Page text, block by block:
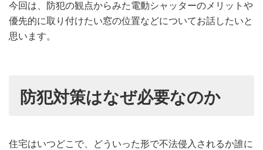
今回は、防犯の観点からみた電動シャッターのメリットや
優先的に取り付けたい窓の位置などについてお話したいと
思います。
防犯対策はなぜ必要なのか
住宅はいつどこで、どういった形で不法侵入されるか誰に